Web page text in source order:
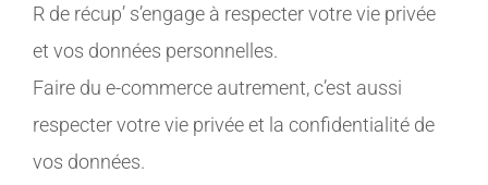
R de récup’ s’engage à respecter votre vie privée
et vos données personnelles.
Faire du e-commerce autrement, c’est aussi
respecter votre vie privée et la confidentialité de
vos données.